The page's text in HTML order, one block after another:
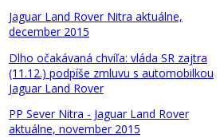
Jaguar Land Rover Nitra aktuálne,
december 2015
Dlho očakávaná chvíľa: vláda SR zajtra
(11.12.) podpíše zmluvu s automobilkou
Jaguar Land Rover
PP Sever Nitra - Jaguar Land Rover
aktuálne, november 2015